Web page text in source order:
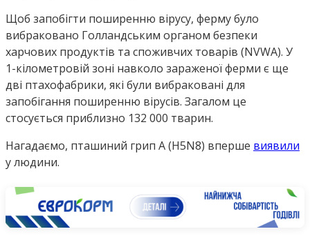
Щоб запобігти поширенню вірусу, ферму було
вибраковано Голландським органом безпеки
харчових продуктів та споживчих товарів (NVWA). У
1-кілометровій зоні навколо зараженої ферми є ще
дві птахофабрики, які були вибраковані для
запобігання поширенню вірусів. Загалом це
стосується приблизно 132 000 тварин.
Нагадаємо, пташиний грип A (H5N8) вперше виявили
у людини.